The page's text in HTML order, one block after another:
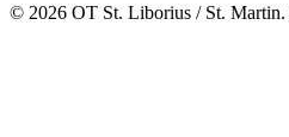
© 2026 OT St. Liborius / St. Martin.